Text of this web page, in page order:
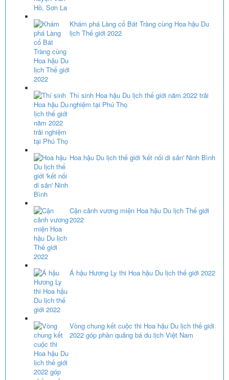
Khám phá Làng cổ Bát Tràng cùng Hoa hậu Du
lịch Thế giới 2022
Thí sinh Hoa hậu Du lịch thế giới năm 2022 trải
nghiệm tại Phú Thọ
Hoa hậu Du lịch thế giới 'kết nối di sản' Ninh Bình
Cận cảnh vương miện Hoa hậu Du lịch Thế giới
2022
Á hậu Hương Ly thi Hoa hậu Du lịch thế giới 2022
Vòng chung kết cuộc thi Hoa hậu Du lịch thế giới
2022 góp phần quảng bá du lịch Việt Nam